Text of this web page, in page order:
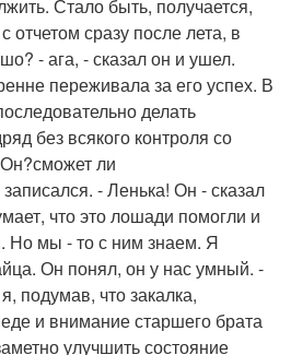
Стало быть, получается,
отчетом сразу после лета, в
- ага, - сказал он и ушел.
переживала за его успех. В
делать
без всякого контроля со
ли
- Ленька! Он - сказал
что это лошади помогли и
Но мы - то с ним знаем. Я
Он понял, он у нас умный. -
подумав, что закалка,
и внимание старшего брата
улучшить состояние